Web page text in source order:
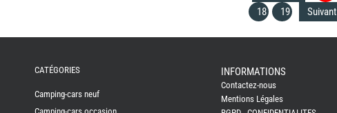
18
19 Suivant
FRERESCATÉGORIES
Camping-cars neuf
INFORMATIONS
Contactez-nous
Mentions Légales